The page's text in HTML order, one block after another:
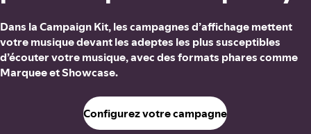
Dans la Campaign Kit, les campagnes d’affichage mettent
votre musique devant les adeptes les plus susceptibles
d’écouter votre musique, avec des formats phares comme
Marquee et Showcase.
Configurez votre campagne